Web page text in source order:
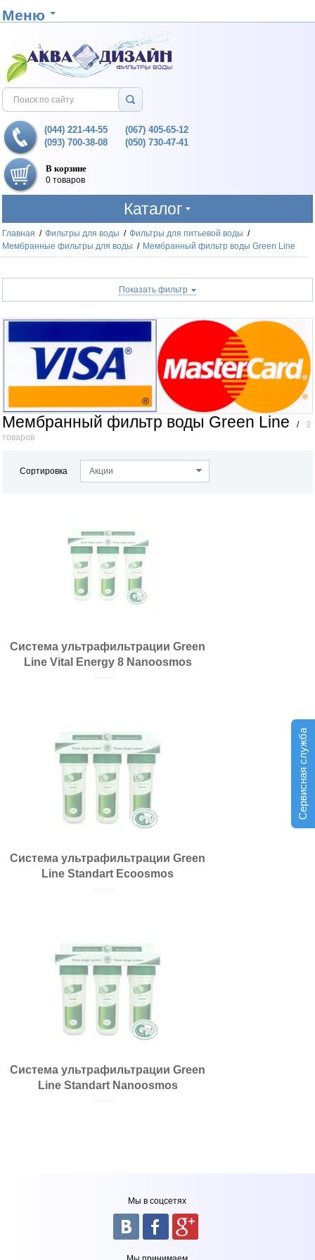
Сервисная служба
Меню
(044) 221-44-55
(093) 700-38-08
(067) 405-65-12
(050) 730-47-41
В корзине
0 товаров
Каталог
Главная / Фильтры для воды / Фильтры для питьевой воды /
Мембранные фильтры для воды / Мембранный фильтр воды Green Line
Показать фильтр
Мембранный фильтр воды Green Line /
3
товаров
Сортировка Акции
Система ультрафильтрации Green
Line Vital Energy 8 Nanoosmos
Система ультрафильтрации Green
Line Standart Ecoosmos
Система ультрафильтрации Green
Line Standart Nanoosmos
Мы в соцсетях